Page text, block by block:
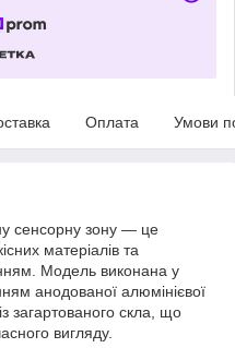
Оплата Умови
сенсорну зону — це
матеріалів та
Модель виконана у
анодованої алюмінієвої
загартованого скла, що
вигляду.